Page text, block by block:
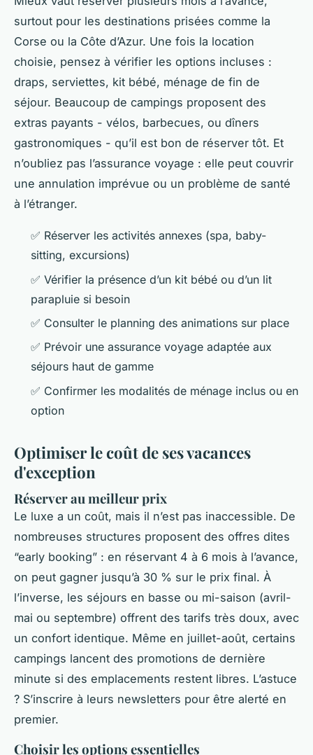
surtout pour les destinations prisées comme la
Corse ou la Côte d’Azur. Une fois la location
choisie, pensez à vérifier les options incluses :
draps, serviettes, kit bébé, ménage de fin de
séjour. Beaucoup de campings proposent des
extras payants - vélos, barbecues, ou dîners
gastronomiques - qu’il est bon de réserver tôt. Et
n’oubliez pas l’assurance voyage : elle peut couvrir
une annulation imprévue ou un problème de santé
à l’étranger.
✅ Réserver les activités annexes (spa, baby-
sitting, excursions)
✅ Vérifier la présence d’un kit bébé ou d’un lit
parapluie si besoin
✅ Consulter le planning des animations sur place
✅ Prévoir une assurance voyage adaptée aux
séjours haut de gamme
✅ Confirmer les modalités de ménage inclus ou en
option
Optimiser le coût de ses vacances
d'exception
Réserver au meilleur prix
Le luxe a un coût, mais il n’est pas inaccessible. De
nombreuses structures proposent des offres dites
“early booking” : en réservant 4 à 6 mois à l’avance,
on peut gagner jusqu’à 30 % sur le prix final. À
l’inverse, les séjours en basse ou mi-saison (avril-
mai ou septembre) offrent des tarifs très doux, avec
un confort identique. Même en juillet-août, certains
campings lancent des promotions de dernière
minute si des emplacements restent libres. L’astuce
? S’inscrire à leurs newsletters pour être alerté en
premier.
Choisir les options essentielles